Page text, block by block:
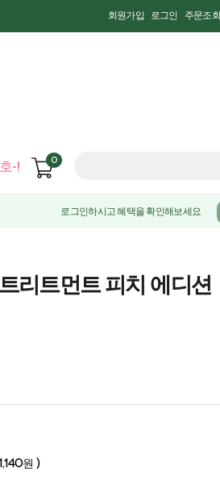
회원가입 로그인 주문조회
-! 0
로그인하시고 혜택을 확인해보세요
리트먼트 피치 에디션
원 )